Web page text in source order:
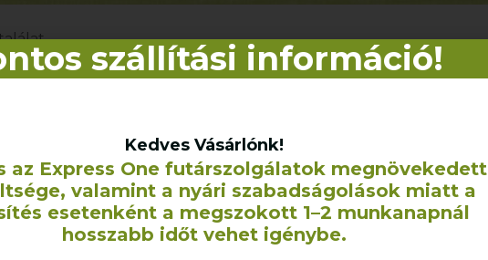
szállítási információ!
Kedves Vásárlónk!
az Express One futárszolgálatok megnövekedett
valamint a nyári szabadságolások miatt a
esetenként a megszokott 1–2 munkanapnál
hosszabb időt vehet igénybe.